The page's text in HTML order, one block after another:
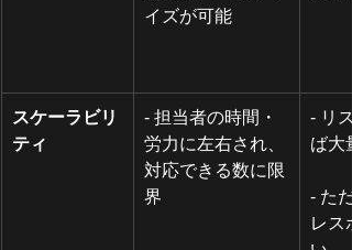
イズが可能
スケーラビリ
ティ
- 担当者の時間・
労力に左右され、
対応できる数に限
界
- リ
ば大
- た
レス